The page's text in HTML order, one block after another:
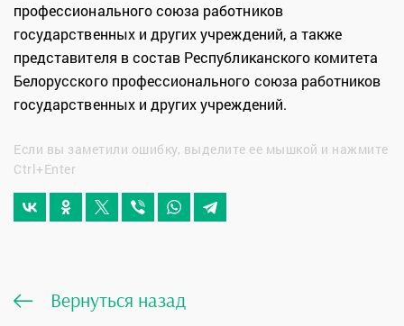
профессионального союза работников
государственных и других учреждений, а также
представителя в состав Республиканского комитета
Белорусского профессионального союза работников
государственных и других учреждений.
Если вы заметили ошибку, выделите ее мышкой и нажмите
Ctrl+Enter
Вернуться назад